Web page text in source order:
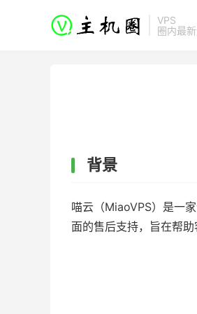
VPS
圈内最
背景
喵云（MiaoVPS）是一
面的售后支持，旨在帮